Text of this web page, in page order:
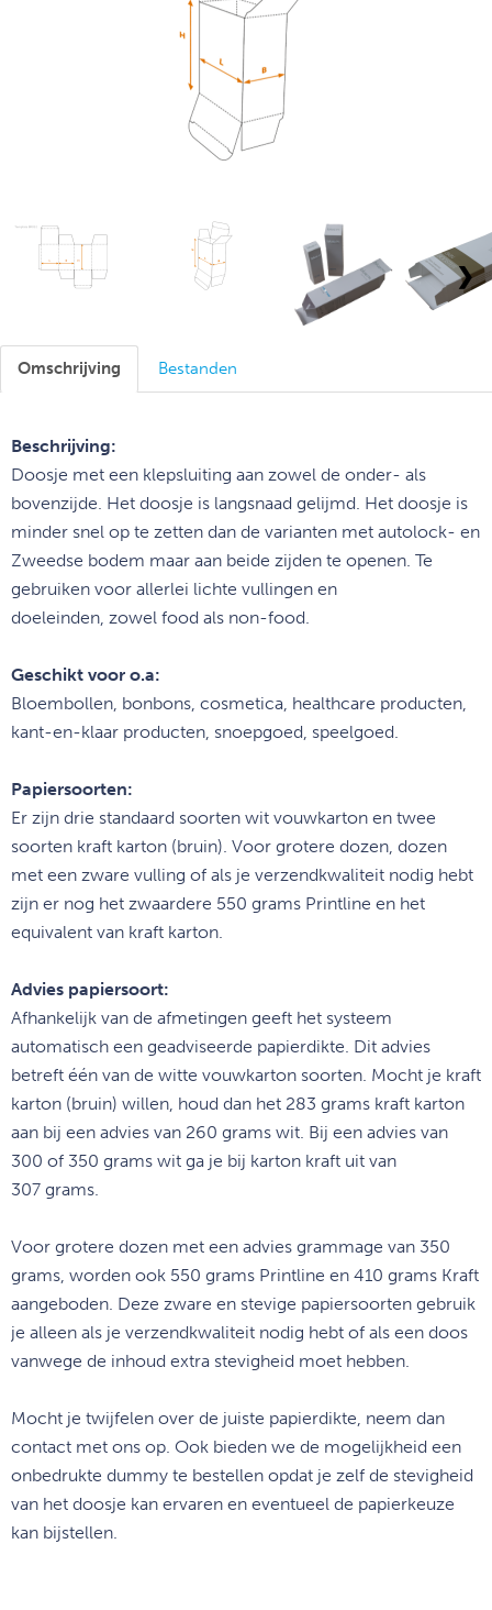
❯
Omschrijving Bestanden
Beschrijving:
Doosje met een klepsluiting aan zowel de onder- als
bovenzijde. Het doosje is langsnaad gelijmd. Het doosje is
minder snel op te zetten dan de varianten met autolock- en
Zweedse bodem maar aan beide zijden te openen. Te
gebruiken voor allerlei lichte vullingen en
doeleinden, zowel food als non-food.
Geschikt voor o.a:
Bloembollen, bonbons, cosmetica, healthcare producten,
kant-en-klaar producten, snoepgoed, speelgoed.
Papiersoorten:
Er zijn drie standaard soorten wit vouwkarton en twee
soorten kraft karton (bruin). Voor grotere dozen, dozen
met een zware vulling of als je verzendkwaliteit nodig hebt
zijn er nog het zwaardere 550 grams Printline en het
equivalent van kraft karton.
Advies papiersoort:
Afhankelijk van de afmetingen geeft het systeem
automatisch een geadviseerde papierdikte. Dit advies
betreft één van de witte vouwkarton soorten. Mocht je kraft
karton (bruin) willen, houd dan het 283 grams kraft karton
aan bij een advies van 260 grams wit. Bij een advies van
300 of 350 grams wit ga je bij karton kraft uit van
307 grams.
Voor grotere dozen met een advies grammage van 350
grams, worden ook 550 grams Printline en 410 grams Kraft
aangeboden. Deze zware en stevige papiersoorten gebruik
je alleen als je verzendkwaliteit nodig hebt of als een doos
vanwege de inhoud extra stevigheid moet hebben.
Mocht je twijfelen over de juiste papierdikte, neem dan
contact met ons op. Ook bieden we de mogelijkheid een
onbedrukte dummy te bestellen opdat je zelf de stevigheid
van het doosje kan ervaren en eventueel de papierkeuze
kan bijstellen.